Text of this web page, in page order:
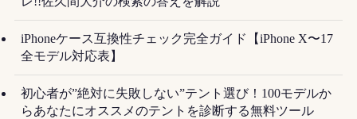
iPhoneケース互換性チェック完全ガイド【iPhone X〜17
全モデル対応表】
初心者が”絶対に失敗しない”テント選び！100モデルか
らあなたにオススメのテントを診断する無料ツール